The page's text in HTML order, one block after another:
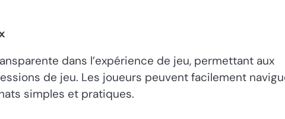
dans l’expérience de jeu, permettant aux
de jeu. Les joueurs peuvent facilement
simples et pratiques.